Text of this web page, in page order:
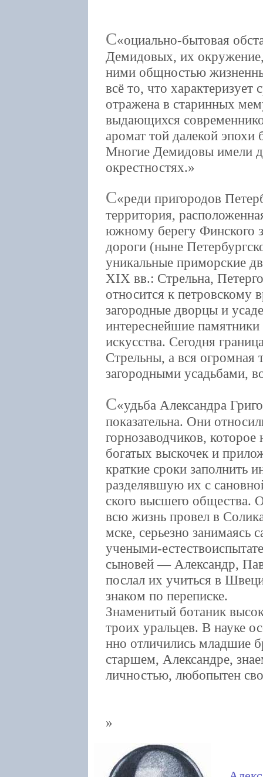
С оциально-бытовая
Демидовых, их
ними общностью
всё то, что
отражена в старинных
выдающихся
аромат той далекой эпохи
Многие Демидовы имели
окрестностях.
С реди пригородов
территория,
южному берегу Финского
дороги (ныне
уникальные приморские
XIХ вв.: Стрельна,
относится к
загородные дворцы и
интереснейшие
искусства. Сегодня
Стрельны, а вся огромная
загородными усадьбами,
С удьба Александра
показательна. Они
горнозаводчиков,
богатых выскочек и
краткие сроки заполнить
разделявшую их с
ского высшего общества.
всю жизнь провел в
мске, серьезно
учеными-
сыновей — Александр,
послал их учиться в
знаком по переписке.
Знаменитый ботаник
троих уральцев. В науке
нно отличились младшие
старшем, Александре,
личностью, любопытен